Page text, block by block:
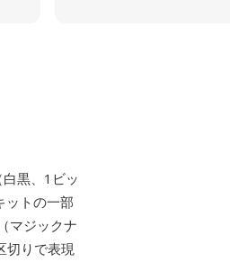
黒、1ビッ
ットの一部
マジックナ
切りで表現